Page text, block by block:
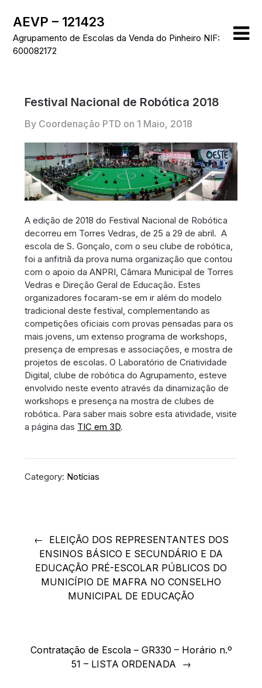
content
AEVP – 121423
Agrupamento de Escolas da Venda do Pinheiro NIF:
600082172
Festival Nacional de Robótica 2018
By Coordenação PTD on 1 Maio, 2018
A edição de 2018 do Festival Nacional de Robótica
decorreu em Torres Vedras, de 25 a 29 de abril. A
escola de S. Gonçalo, com o seu clube de robótica,
foi a anfitriã da prova numa organização que contou
com o apoio da ANPRI, Câmara Municipal de Torres
Vedras e Direção Geral de Educação. Estes
organizadores focaram-se em ir além do modelo
tradicional deste festival, complementando as
competições oficiais com provas pensadas para os
mais jovens, um extenso programa de workshops,
presença de empresas e associações, e mostra de
projetos de escolas. O Laboratório de Criatividade
Digital, clube de robótica do Agrupamento, esteve
envolvido neste evento através da dinamização de
workshops e presença na mostra de clubes de
robótica. Para saber mais sobre esta atividade, visite
a página das TIC em 3D.
Category: Notícias
artigos
ELEIÇÃO DOS REPRESENTANTES DOS
ENSINOS BÁSICO E SECUNDÁRIO E DA
EDUCAÇÃO PRÉ-ESCOLAR PÚBLICOS DO
MUNICÍPIO DE MAFRA NO CONSELHO
MUNICIPAL DE EDUCAÇÃO
Contratação de Escola – GR330 – Horário n.º
51 – LISTA ORDENADA